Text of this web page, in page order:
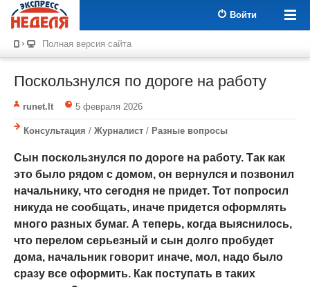
Войти
Полная версия сайта
Поскользнулся по дороге на работу
runet.lt 5 февраля 2026
Консультация / Журналист / Разные вопросы
Сын поскользнулся по дороге на работу. Так как
это было рядом с домом, он вернулся и позвонил
начальнику, что сегодня не придет. Тот попросил
никуда не сообщать, иначе придется оформлять
много разных бумаг. А теперь, когда выяснилось,
что перелом серьезный и сын долго пробудет
дома, начальник говорит иначе, мол, надо было
сразу все оформить. Как поступать в таких